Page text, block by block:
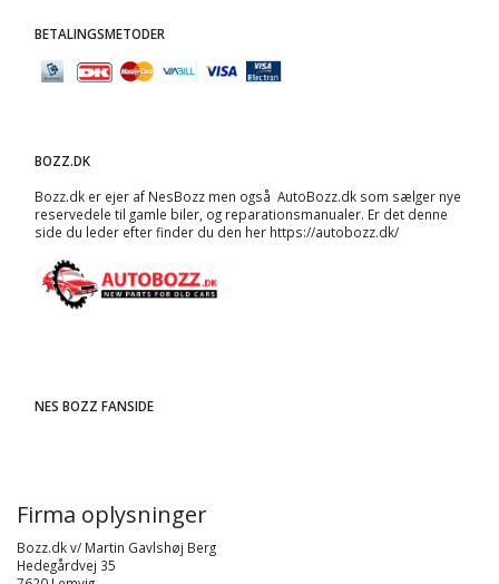
BETALINGSMETODER
BOZZ.DK
Bozz.dk er ejer af NesBozz men også AutoBozz.dk som sælger nye
reservedele til gamle biler, og reparationsmanualer. Er det denne
side du leder efter finder du den her https://autobozz.dk/
NES BOZZ FANSIDE
Firma oplysninger
Bozz.dk v/ Martin Gavlshøj Berg
Hedegårdvej 35